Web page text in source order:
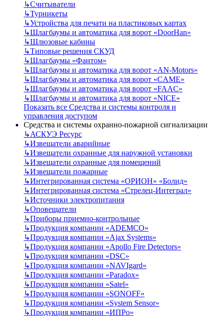
↳Считыватели
↳Турникеты
↳Устройства для печати на пластиковых картах
↳Шлагбаумы и автоматика для ворот «DoorHan»
↳Шлюзовые кабины
↳Типовые решения СКУД
↳Шлагбаумы «Фантом»
↳Шлагбаумы и автоматика для ворот «AN-Motors»
↳Шлагбаумы и автоматика для ворот «CAME»
↳Шлагбаумы и автоматика для ворот «FAAC»
↳Шлагбаумы и автоматика для ворот «NICE»
Показать все Средства и системы контроля и
управления доступом
Средства и системы охранно-пожарной сигнализации
↳АСКУЭ Ресурс
↳Извещатели аварийные
↳Извещатели охранные для наружной установки
↳Извещатели охранные для помещений
↳Извещатели пожарные
↳Интегрированная система «ОРИОН» «Болид»
↳Интегрированная система «Стрелец-Интеграл»
↳Источники электропитания
↳Оповещатели
↳Приборы приемно-контрольные
↳Продукция компании «ADEMCO»
↳Продукция компании «Ajax Systems»
↳Продукция компании «Apollo Fire Detectors»
↳Продукция компании «DSC»
↳Продукция компании «NAVIgard»
↳Продукция компании «Paradox»
↳Продукция компании «Satel»
↳Продукция компании «SONOFF»
↳Продукция компании «System Sensor»
↳Продукция компании «ИПРо»